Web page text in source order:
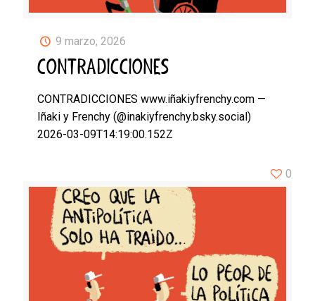
9 marzo, 2026
CONTRADICCIONES
CONTRADICCIONES www.iñakiyfrenchy.com —
Iñaki y Frenchy (@inakiyfrenchy.bsky.social)
2026-03-09T14:19:00.152Z
0